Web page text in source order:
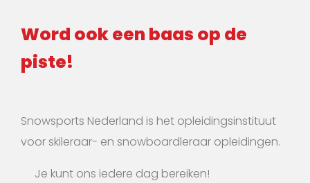
Word ook een baas op de
piste!
Snowsports Nederland is het opleidingsinstituut
voor skileraar- en snowboardleraar opleidingen.
Je kunt ons iedere dag bereiken!